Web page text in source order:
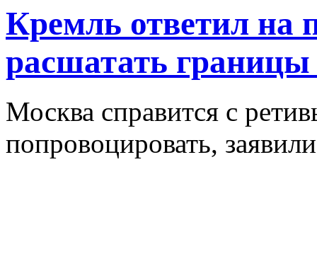
Кремль ответил на
расшатать границы
Москва справится с
попровоцировать,